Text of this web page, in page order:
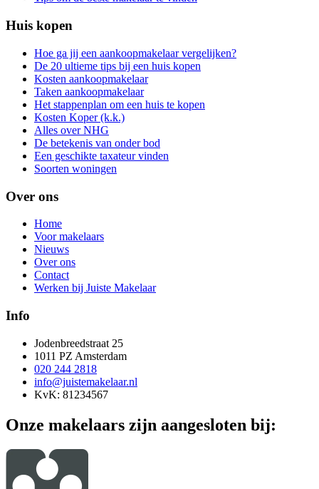
Huis kopen
Hoe ga jij een aankoopmakelaar vergelijken?
De 20 ultieme tips bij een huis kopen
Kosten aankoopmakelaar
Taken aankoopmakelaar
Het stappenplan om een huis te kopen
Kosten Koper (k.k.)
Alles over NHG
De betekenis van onder bod
Een geschikte taxateur vinden
Soorten woningen
Over ons
Home
Voor makelaars
Nieuws
Over ons
Contact
Werken bij Juiste Makelaar
Info
Jodenbreedstraat 25
1011 PZ Amsterdam
020 244 2818
info@juistemakelaar.nl
KvK: 81234567
Onze makelaars zijn aangesloten bij: